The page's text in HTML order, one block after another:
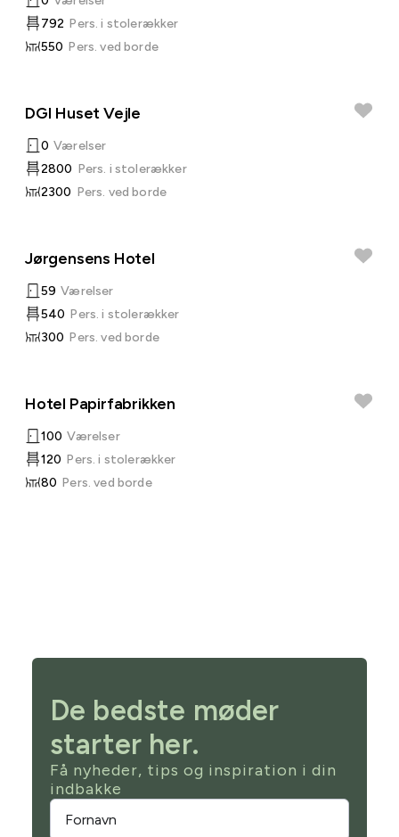
792 Pers. i stolerækker
550 Pers. ved borde
DGI Huset Vejle
0 Værelser
2800 Pers. i stolerækker
2300 Pers. ved borde
Jørgensens Hotel
59 Værelser
540 Pers. i stolerækker
300 Pers. ved borde
Hotel Papirfabrikken
100 Værelser
120 Pers. i stolerækker
80 Pers. ved borde
De bedste møder
starter her.
Få nyheder, tips og inspiration i din
indbakke